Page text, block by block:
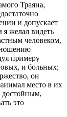
Траяна,
и допускает
желал видеть
человеком,
примеру
и больных;
он
место в их
достойным,
это